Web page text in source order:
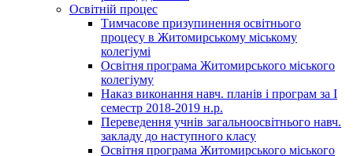
Освітній процес
Тимчасове призупинення освітнього
процесу в Житомирському міському
колегіумі
Освітня програма Житомирського міського
колегіуму
Наказ виконання навч. планів і програм за І
семестр 2018-2019 н.р.
Переведення учнів загальноосвітнього навч.
закладу до наступного класу
Освітня програма Житомирського міського